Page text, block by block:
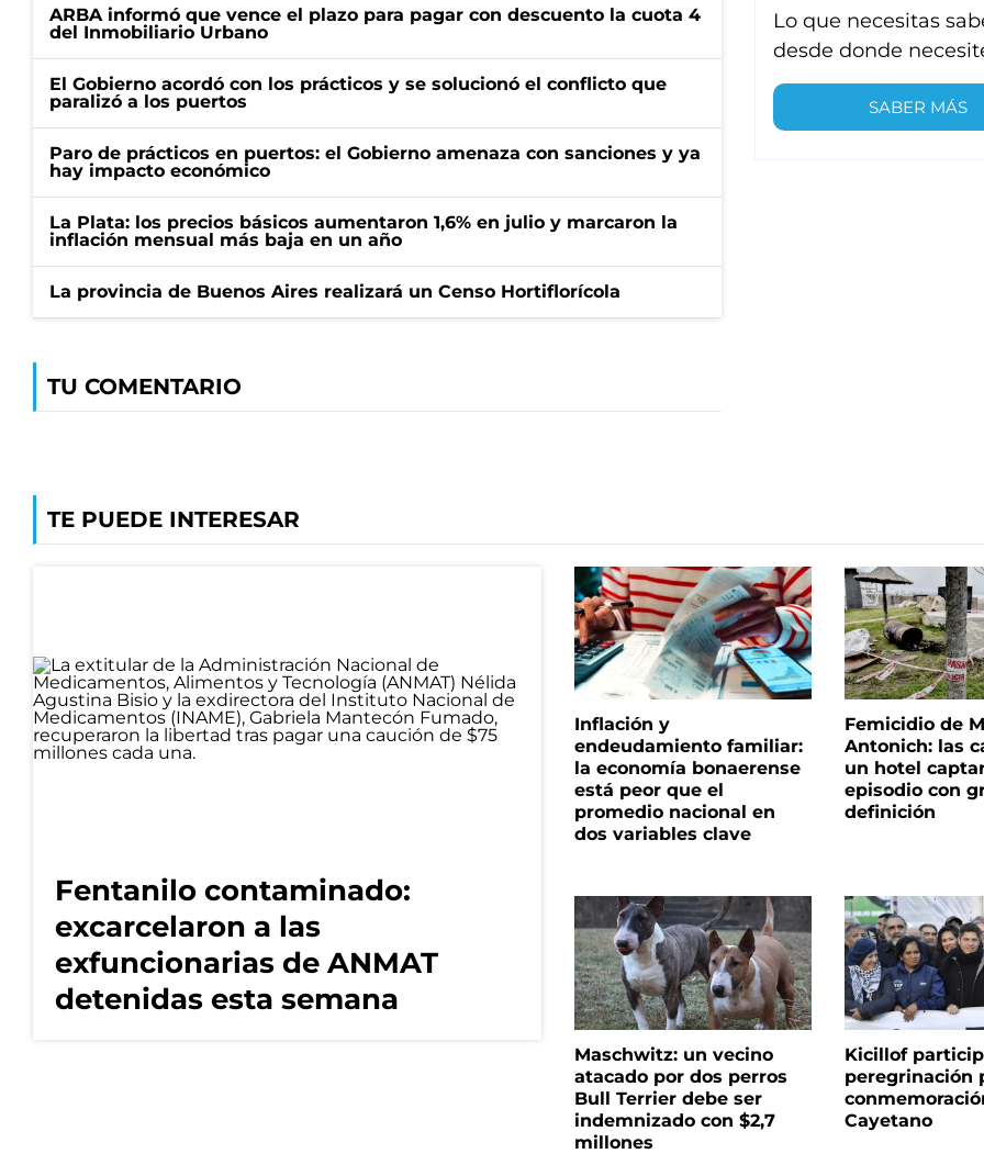
ARBA informó que vence el plazo para pagar con descuento la cuota 4
del Inmobiliario Urbano
El Gobierno acordó con los prácticos y se solucionó el conflicto que
paralizó a los puertos
Paro de prácticos en puertos: el Gobierno amenaza con sanciones y ya
hay impacto económico
La Plata: los precios básicos aumentaron 1,6% en julio y marcaron la
inflación mensual más baja en un año
La provincia de Buenos Aires realizará un Censo Hortiflorícola
TU COMENTARIO
Lo que necesitas
desde donde
SABER MÁS
TE PUEDE INTERESAR
Fentanilo contaminado:
excarcelaron a las
exfuncionarias de ANMAT
detenidas esta semana
Inflación y
endeudamiento familiar:
la economía bonaerense
está peor que el
promedio nacional en
dos variables clave
Femicidio de
Antonich: las
un hotel
episodio con
definición
Maschwitz: un vecino
atacado por dos perros
Bull Terrier debe ser
indemnizado con $2,7
millones
Kicillof
peregrinación
Cayetano